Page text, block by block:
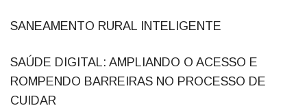
SANEAMENTO RURAL INTELIGENTE
SAÚDE DIGITAL: AMPLIANDO O ACESSO E
ROMPENDO BARREIRAS NO PROCESSO DE
CUIDAR